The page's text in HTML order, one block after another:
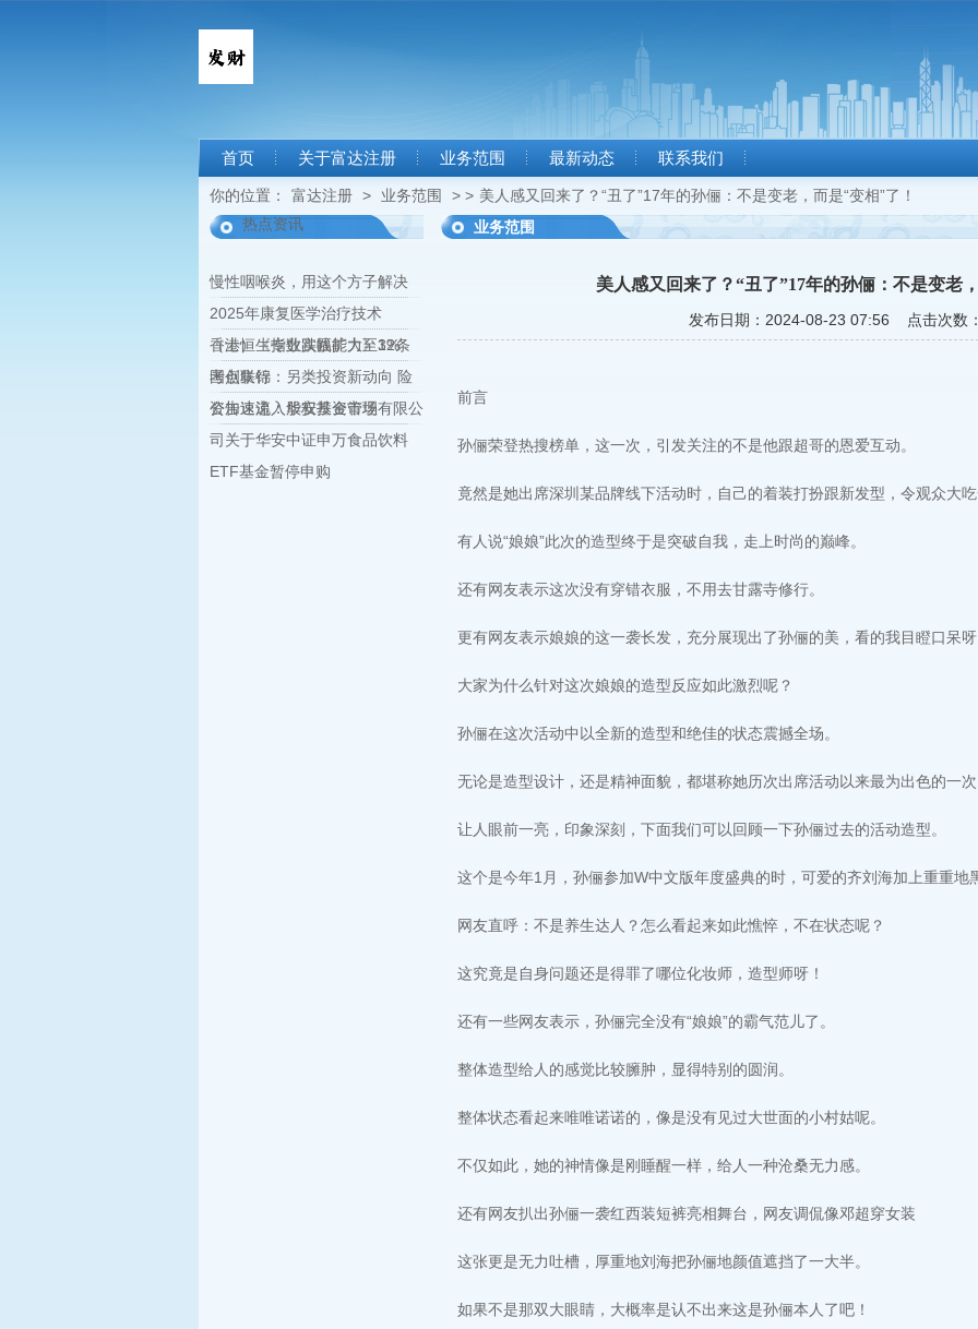
首页 关于富达注册 业务范围 最新动态 联系我们
你的位置： 富达注册 > 业务范围 > > 美人感又回来了？“丑了”17年的孙俪：不是变老，而是“变相”了！
热点资讯
慢性咽喉炎，用这个方子解决
2025年康复医学治疗技术
（士）《专业实践能力》32条
考点集锦
香港恒生指数跌幅扩大至1%
国创联行：另类投资新动向 险
资加速流入股权投资市场
公告速递：华安基金管理有限公
司关于华安中证申万食品饮料
ETF基金暂停申购
业务范围
美人感又回来了？“丑了”17年的孙俪：不是变老
发布日期：2024-08-23 07:56 点击次数
前言
孙俪荣登热搜榜单，这一次，引发关注的不是他跟超哥的恩爱互动。
竟然是她出席深圳某品牌线下活动时，自己的着装打扮跟新发型，令观众大
有人说“娘娘”此次的造型终于是突破自我，走上时尚的巅峰。
还有网友表示这次没有穿错衣服，不用去甘露寺修行。
更有网友表示娘娘的这一袭长发，充分展现出了孙俪的美，看的我目瞪口呆
大家为什么针对这次娘娘的造型反应如此激烈呢？
孙俪在这次活动中以全新的造型和绝佳的状态震撼全场。
无论是造型设计，还是精神面貌，都堪称她历次出席活动以来最为出色的一
让人眼前一亮，印象深刻，下面我们可以回顾一下孙俪过去的活动造型。
这个是今年1月，孙俪参加W中文版年度盛典的时，可爱的齐刘海加上重重地
网友直呼：不是养生达人？怎么看起来如此憔悴，不在状态呢？
这究竟是自身问题还是得罪了哪位化妆师，造型师呀！
还有一些网友表示，孙俪完全没有“娘娘”的霸气范儿了。
整体造型给人的感觉比较臃肿，显得特别的圆润。
整体状态看起来唯唯诺诺的，像是没有见过大世面的小村姑呢。
不仅如此，她的神情像是刚睡醒一样，给人一种沧桑无力感。
还有网友扒出孙俪一袭红西装短裤亮相舞台，网友调侃像邓超穿女装
这张更是无力吐槽，厚重地刘海把孙俪地颜值遮挡了一大半。
如果不是那双大眼睛，大概率是认不出来这是孙俪本人了吧！